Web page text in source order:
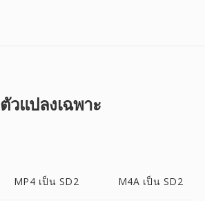
ตัวแปลงเฉพาะ
MP4 เป็น SD2 M4A เป็น SD2